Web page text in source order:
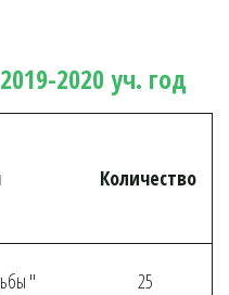
2020 уч. год
Количество
" 25